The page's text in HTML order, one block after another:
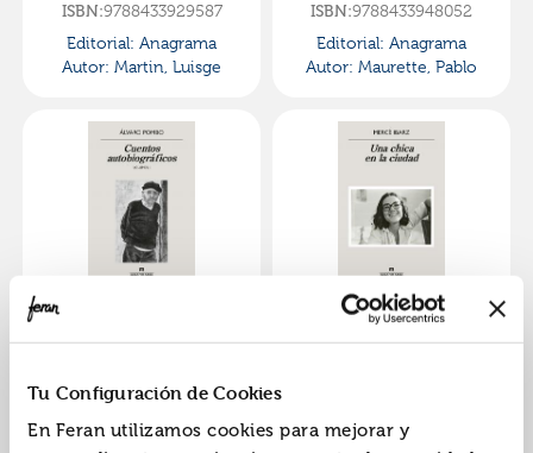
Tu Configuración de Cookies
En Feran utilizamos cookies para mejorar y
ISBN:9788433929587
Editorial: Anagrama
Autor: Martin, Luisge
ISBN:9788433948052
Editorial: Anagrama
Autor: Maurette, Pablo
ISBN: 9788433947840
Autor: Pombo, Alvaro
Una chica en la
Autor:Ibarz, Merce